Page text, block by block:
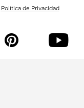
Política de Privacidad
p y